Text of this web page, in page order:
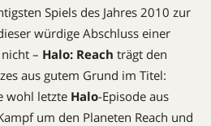
Spiels des Jahres 2010 zur
würdige Abschluss einer
– Halo: ­Reach trägt den
aus gutem Grund im Titel:
wohl letzte Halo-Episode­ aus
um den Planeten Reach und